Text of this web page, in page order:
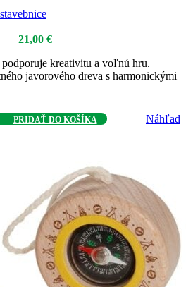
21,00 €
kreativitu a voľnú hru.
javorového dreva s harmonickými
PRIDAŤ DO KOŠÍKA Náhľad